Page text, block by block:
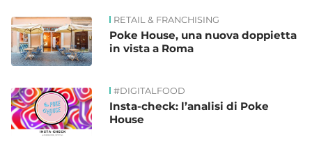
RETAIL & FRANCHISING
Poke House, una nuova doppietta
in vista a Roma
#DIGITALFOOD
Insta-check: l’analisi di Poke
House